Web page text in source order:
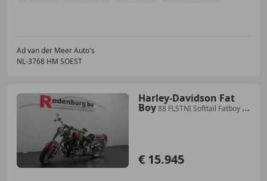
Ad van der Meer Auto's
NL-3768 HM SOEST
Harley-Davidson Fat
Boy88 FLSTNI Softtail Fatboy -
€ 15.945